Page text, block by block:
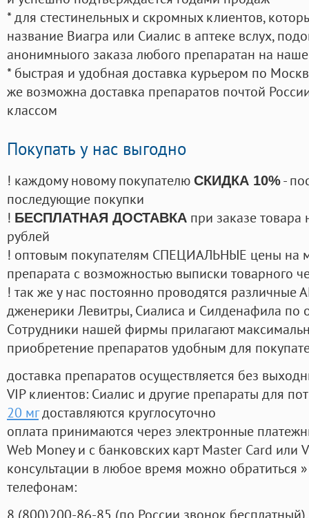
* для стестинельных и скромных клиентов,
название Виагра или Сиалис в аптеке вслух,
анонимныого заказа любого препаратан на
* быстрая и удобная доставка курьером по
же возможна доставка препаратов почтой
классом
Покупать у нас выгодно
! каждому новому покупателю СКИДКА 10%-
последующие покупки
! БЕСПЛАТНАЯ ДОСТАВКА при заказе
рублей
! оптовым покупателям СПЕЦИАЛЬНЫЕ цены на
препарата с возможностью выписки товарного
! так же у нас постоянно проводятся
дженерики Левитры, Сиалиса и Силденафила по
Cотрудники нашей фирмы прилагают
приобретение препаратов удобным для
доставка препаратов осуществляется без
VIP клиентов: Сиалис и другие препараты для
20 мгдоставляются круглосуточно
оплата принимаются через электронные
Web Money и с банковских карт Master Card или
консультации в любое время можно обратиться
телефонам: